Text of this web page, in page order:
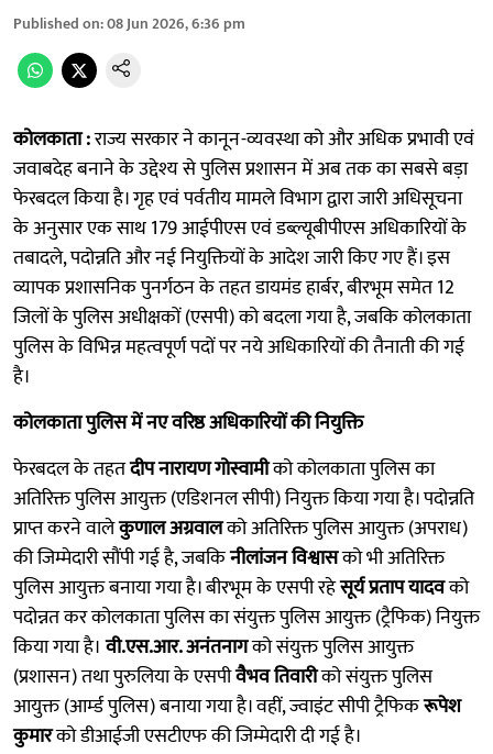
Published on:08 Jun 2026, 6:36 pm
कोलकाता :राज्य सरकार ने कानून-व्यवस्था को और अधिक प्रभावी एवं
जवाबदेह बनाने के उद्देश्य से पुलिस प्रशासन में अब तक का सबसे बड़ा
फेरबदल किया है। गृह एवं पर्वतीय मामले विभाग द्वारा जारी अधिसूचना
के अनुसार एक साथ 179 आईपीएस एवं डब्ल्यूबीपीएस अधिकारियों के
तबादले, पदोन्नति और नई नियुक्तियों के आदेश जारी किए गए हैं। इस
व्यापक प्रशासनिक पुनर्गठन के तहत डायमंड हार्बर, बीरभूम समेत 12
जिलों के पुलिस अधीक्षकों (एसपी) को बदला गया है, जबकि कोलकाता
पुलिस के विभिन्न महत्वपूर्ण पदों पर नये अधिकारियों की तैनाती की गई
है।
कोलकाता पुलिस में नए वरिष्ठ अधिकारियों की नियुक्ति
फेरबदल के तहतदीप नारायण गोस्वामीको कोलकाता पुलिस का
अतिरिक्त पुलिस आयुक्त (एडिशनल सीपी) नियुक्त किया गया है। पदोन्नति
प्राप्त करने वालेकुणाल अग्रवालको अतिरिक्त पुलिस आयुक्त (अपराध)
की जिम्मेदारी सौंपी गई है, जबकिनीलांजन विश्वासको भी अतिरिक्त
पुलिस आयुक्त बनाया गया है। बीरभूम के एसपी रहेसूर्य प्रताप यादवको
पदोन्नत कर कोलकाता पुलिस का संयुक्त पुलिस आयुक्त (ट्रैफिक) नियुक्त
किया गया है।वी.एस.आर. अनंतनागको संयुक्त पुलिस आयुक्त
(प्रशासन) तथा पुरुलिया के एसपीवैभव तिवारीको संयुक्त पुलिस
आयुक्त (आर्म्ड पुलिस) बनाया गया है। वहीं, ज्वाइंट सीपी ट्रैफिकरूपेश
कुमारको डीआईजी एसटीएफ की जिम्मेदारी दी गई है।